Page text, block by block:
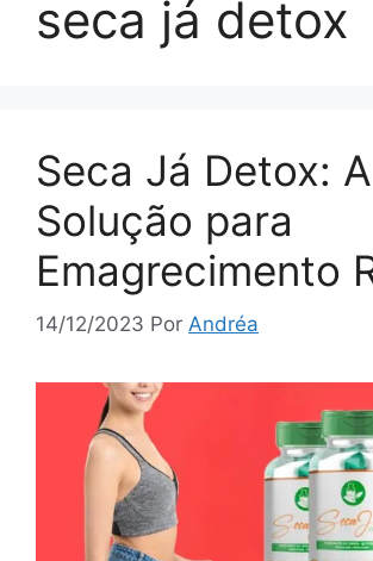
seca já detox
Seca Já Detox: A
Solução para
Emagrecimento
14/12/2023 Por Andréa